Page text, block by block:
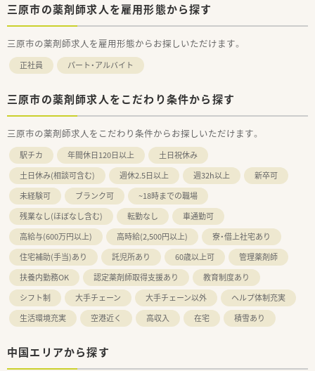
三原市の薬剤師求人を雇用形態から探す
三原市の薬剤師求人を雇用形態からお探しいただけます。
正社員 パート・アルバイト
三原市の薬剤師求人をこだわり条件から探す
三原市の薬剤師求人をこだわり条件からお探しいただけます。
駅チカ 年間休日120日以上
土日祝休み
土日休み(相談可含む)
週休2.5日以上 週32h以上
新卒可
未経験可
ブランク可
~18時までの職場
残業なし(ほぼなし含む)
転勤なし
車通勤可
高給与(600万円以上)
高時給(2,500円以上)
寮・借上社宅あり
住宅補助(手当)あり
託児所あり 60歳以上可
管理薬剤師
扶養内勤務OK
認定薬剤師取得支援あり
教育制度あり
シフト制
大手チェーン 大手チェーン以外
ヘルプ体制充実
生活環境充実
空港近く 高収入 在宅 積雪あり
中国エリアから探す